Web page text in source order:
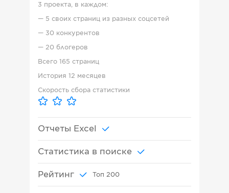
3 проекта, в каждом:
— 5 своих страниц из разных соцсетей
— 30 конкурентов
— 20 блогеров
Всего 165 страниц
История 12 месяцев
Скорость сбора статистики
Отчеты Excel
Статистика в поиске
Рейтинг Топ 200